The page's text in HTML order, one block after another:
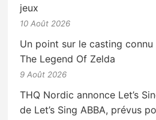
jeux
10 Août 2026
Un point sur le casting
The Legend Of Zelda
9 Août 2026
THQ Nordic annonce Let’s
de Let’s Sing ABBA, prévus